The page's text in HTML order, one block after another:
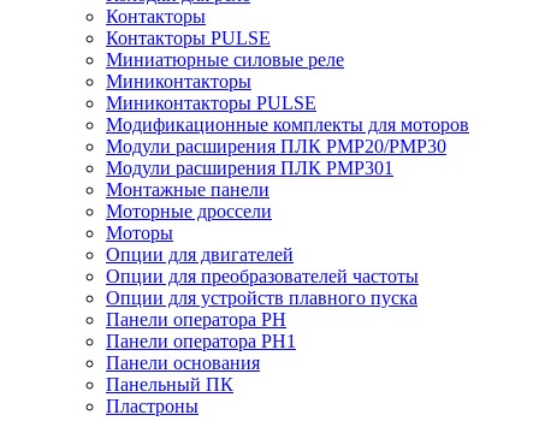
Контакторы
Контакторы PULSE
Миниатюрные силовые реле
Миниконтакторы
Миниконтакторы PULSE
Модификационные комплекты для моторов
Модули расширения ПЛК PMP20/PMP30
Модули расширения ПЛК PMP301
Монтажные панели
Моторные дроссели
Моторы
Опции для двигателей
Опции для преобразователей частоты
Опции для устройств плавного пуска
Панели оператора PH
Панели оператора PH1
Панели основания
Панельный ПК
Пластроны